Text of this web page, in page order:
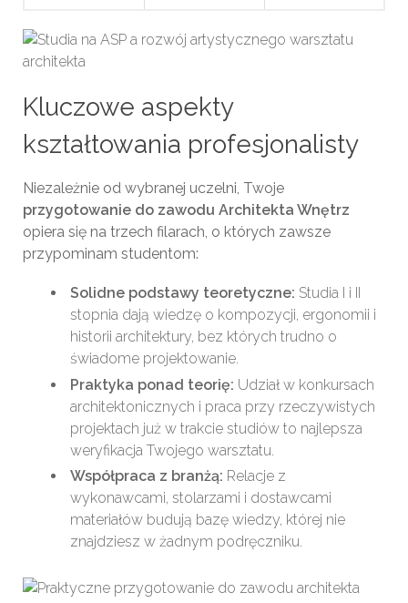
Kluczowe aspekty
kształtowania profesjonalisty
Niezależnie od wybranej uczelni, Twoje
przygotowanie do zawodu Architekta Wnętrz
opiera się na trzech filarach, o których zawsze
przypominam studentom:
Solidne podstawy teoretyczne: Studia I i II
stopnia dają wiedzę o kompozycji, ergonomii i
historii architektury, bez których trudno o
świadome projektowanie.
Praktyka ponad teorię: Udział w konkursach
architektonicznych i praca przy rzeczywistych
projektach już w trakcie studiów to najlepsza
weryfikacja Twojego warsztatu.
Współpraca z branżą: Relacje z
wykonawcami, stolarzami i dostawcami
materiałów budują bazę wiedzy, której nie
znajdziesz w żadnym podręczniku.